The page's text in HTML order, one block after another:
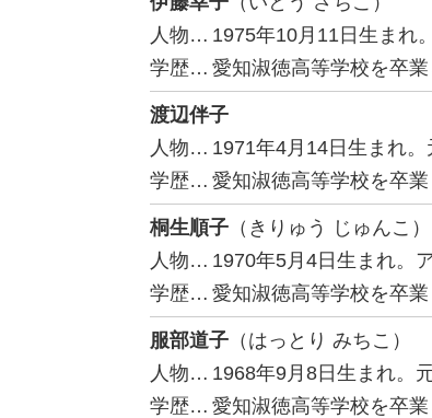
人物… 1975年10月11日生まれ
学歴… 愛知淑徳高等学校を卒
渡辺伴子
人物… 1971年4月14日生まれ
学歴… 愛知淑徳高等学校を卒業
桐生順子 （きりゅう じゅんこ）
人物… 1970年5月4日生まれ。
学歴… 愛知淑徳高等学校を卒業
服部道子 （はっとり みちこ）
人物… 1968年9月8日生まれ。
学歴… 愛知淑徳高等学校を卒